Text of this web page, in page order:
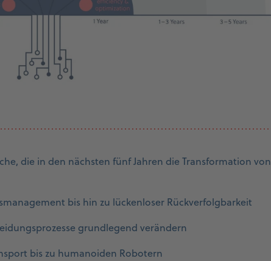
die in den nächsten fünf Jahren die Transformation von
bis hin zu lückenloser Rückverfolgbarkeit
grundlegend verändern
bis zu humanoiden Robotern